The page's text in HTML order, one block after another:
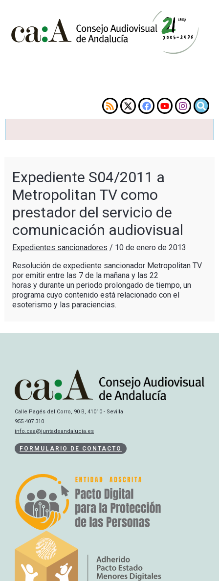
Expediente S04/2011 a
Metropolitan TV como
prestador del servicio de
comunicación audiovisual
Expedientes sancionadores / 10 de enero de 2013
Resolución de expediente sancionador Metropolitan TV
por emitir entre las 7 de la mañana y las 22
horas y durante un periodo prolongado de tiempo, un
programa cuyo contenido está relacionado con el
esoterismo y las paraciencias.
Calle Pagés del Corro, 90 B, 41010 - Sevilla
955 407 310
info.caa@juntadeandalucia.es
FORMULARIO DE CONTACTO